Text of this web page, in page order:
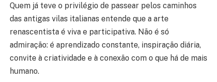
Quem já teve o privilégio de passear pelos caminhos
das antigas vilas italianas entende que a arte
renascentista é viva e participativa. Não é só
admiração: é aprendizado constante, inspiração diária,
convite à criatividade e à conexão com o que há de mais
humano.